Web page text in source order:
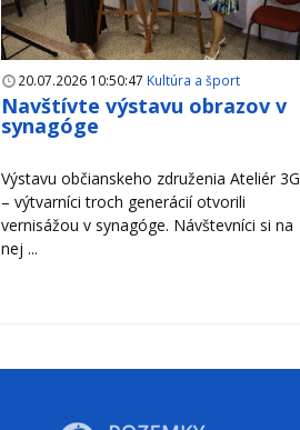
20.07.2026 10:50:47 Kultúra a šport
Navštívte výstavu obrazov v
synagóge
Výstavu občianskeho združenia Ateliér 3G
– výtvarníci troch generácií otvorili
vernisážou v synagóge. Návštevníci si na
nej ...